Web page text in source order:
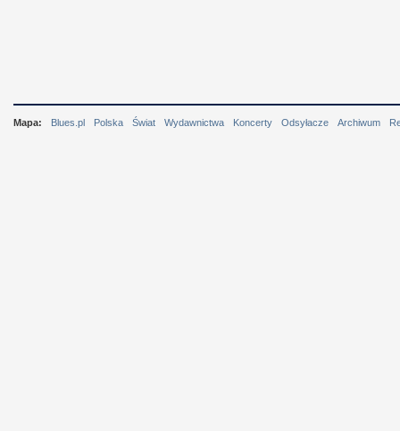
Mapa: Blues.pl Polska Świat Wydawnictwa Koncerty Odsyłacze Archiwum